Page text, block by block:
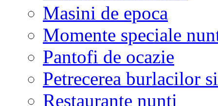
Masini de epoca
Momente speciale
Pantofi de ocazie
Petrecerea burlacilor
Restaurante nunti